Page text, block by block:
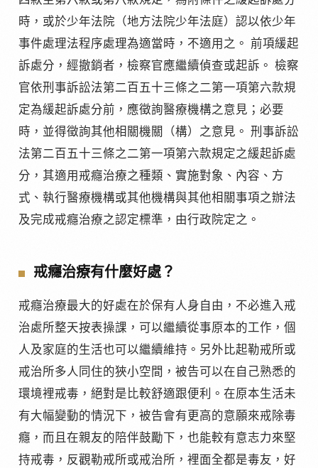
時，或於少年法院（地方法院少年法庭）認以依少年
事件處理法程序處理為適當時，不適用之。 前項緩起
訴處分，經撤銷者，檢察官應繼續偵查或起訴。 檢察
官依刑事訴訟法第二百五十三條之二第一項第六款規
定為緩起訴處分前，應徵詢醫療機構之意見；必要
時，並得徵詢其他相關機關（構）之意見。 刑事訴訟
法第二百五十三條之二第一項第六款規定之緩起訴處
分，其適用戒癮治療之種類、實施對象、內容、方
式、執行醫療機構或其他機構與其他相關事項之辦法
及完成戒癮治療之認定標準，由行政院定之。
戒癮治療有什麼好處？
戒癮治療最大的好處在於保有人身自由，不必進入戒
治處所整天按表操課，可以繼續從事原本的工作，個
人及家庭的生活也可以繼續維持。另外比起勒戒所或
戒治所多人同住的狹小空間，被告可以在自己熟悉的
環境裡戒毒，絕對是比較舒適跟便利。在原本生活未
有大幅變動的情況下，被告會有更高的意願來戒除毒
癮，而且在親友的陪伴鼓勵下，也能較有意志力來堅
持戒毒，反觀勒戒所或戒治所，裡面全都是毒友，好